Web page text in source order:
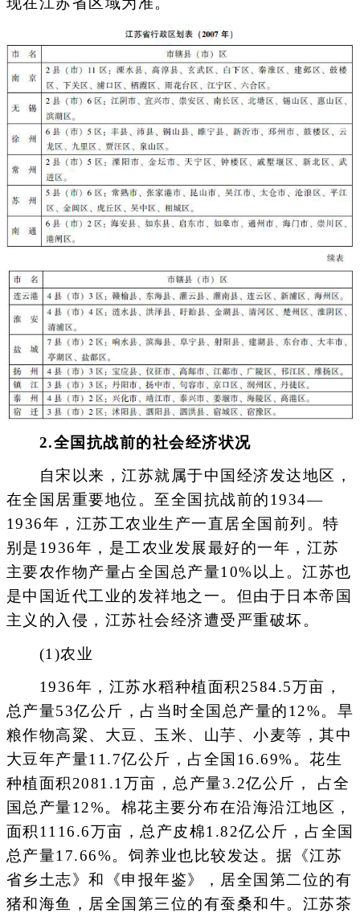
2.全国抗战前的社会经济状况
自宋以来，江苏就属于中国经济发达地区，
在全国居重要地位。至全国抗战前的1934—
1936年，江苏工农业生产一直居全国前列。特
别是1936年，是工农业发展最好的一年，江苏
主要农作物产量占全国总产量10%以上。江苏也
是中国近代工业的发祥地之一。但由于日本帝国
主义的入侵，江苏社会经济遭受严重破坏。
(1)农业
1936年，江苏水稻种植面积2584.5万亩，
总产量53亿公斤，占当时全国总产量的12%。旱
粮作物高粱、大豆、玉米、山芋、小麦等，其中
大豆年产量11.7亿公斤，占全国16.69%。花生
种植面积2081.1万亩，总产量3.2亿公斤， 占全
国总产量12%。棉花主要分布在沿海沿江地区，
面积1116.6万亩，总产皮棉1.82亿公斤，占全国
总产量17.66%。饲养业也比较发达。据《江苏
省乡土志》和《申报年鉴》，居全国第二位的有
猪和海鱼，居全国第三位的有蚕桑和牛。江苏茶